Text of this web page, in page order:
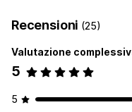
Visualizzazioni delle
Marketing e vendite
Attribuzione del
Recensioni (25)
Valutazione
5
5